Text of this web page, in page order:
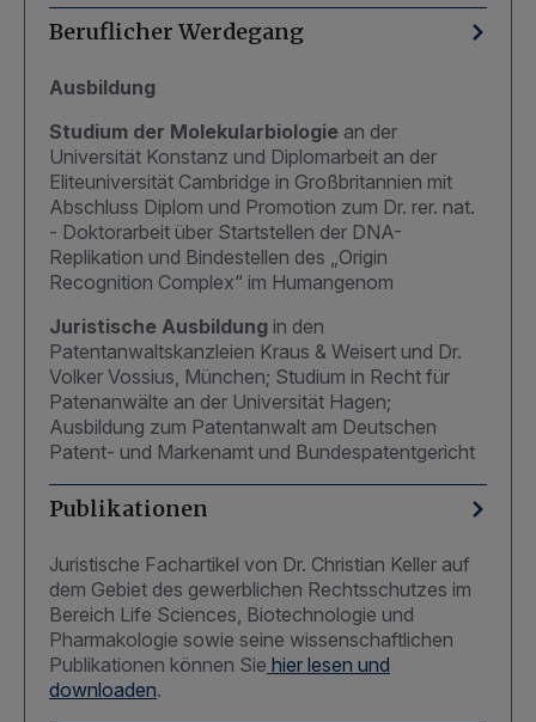
Beruflicher Werdegang
Ausbildung
Studium der Molekularbiologie an der
Universität Konstanz und Diplomarbeit an der
Eliteuniversität Cambridge in Großbritannien mit
Abschluss Diplom und Promotion zum Dr. rer. nat.
- Doktorarbeit über Startstellen der DNA-
Replikation und Bindestellen des „Origin
Recognition Complex“ im Humangenom
Juristische Ausbildung in den
Patentanwaltskanzleien Kraus & Weisert und Dr.
Volker Vossius, München; Studium in Recht für
Patenanwälte an der Universität Hagen;
Ausbildung zum Patentanwalt am Deutschen
Patent- und Markenamt und Bundespatentgericht
Publikationen
Juristische Fachartikel von Dr. Christian Keller auf
dem Gebiet des gewerblichen Rechtsschutzes im
Bereich Life Sciences, Biotechnologie und
Pharmakologie sowie seine wissenschaftlichen
Publikationen können Sie hier lesen und
downloaden.